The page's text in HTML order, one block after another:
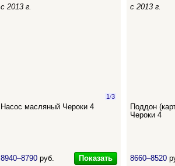
с 2013 г.
1/3
Насос масляный Чероки 4
8940–8790 руб. Показать
с 2013 г.
Поддон
Чероки 4
8660–8520